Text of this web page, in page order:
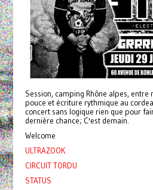
Session, camping Rhône alpes, entre
pouce et écriture rythmique au
concert sans logique rien que pour
dernière chance; C'est demain.
Welcome
ULTRAZOOK
CIRCUIT TORDU
STATUS